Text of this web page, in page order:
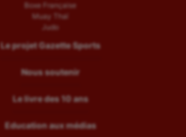
Boxe Française
Muay Thaï
Judo
Le projet Gazette Sports
Nous soutenir
Le livre des 10 ans
Education aux médias